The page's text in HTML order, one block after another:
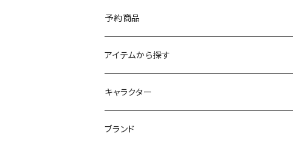
予約商品
アイテムから探す
九谷焼
マグ＆カップ
キャラクター
ムーミン
ブランド